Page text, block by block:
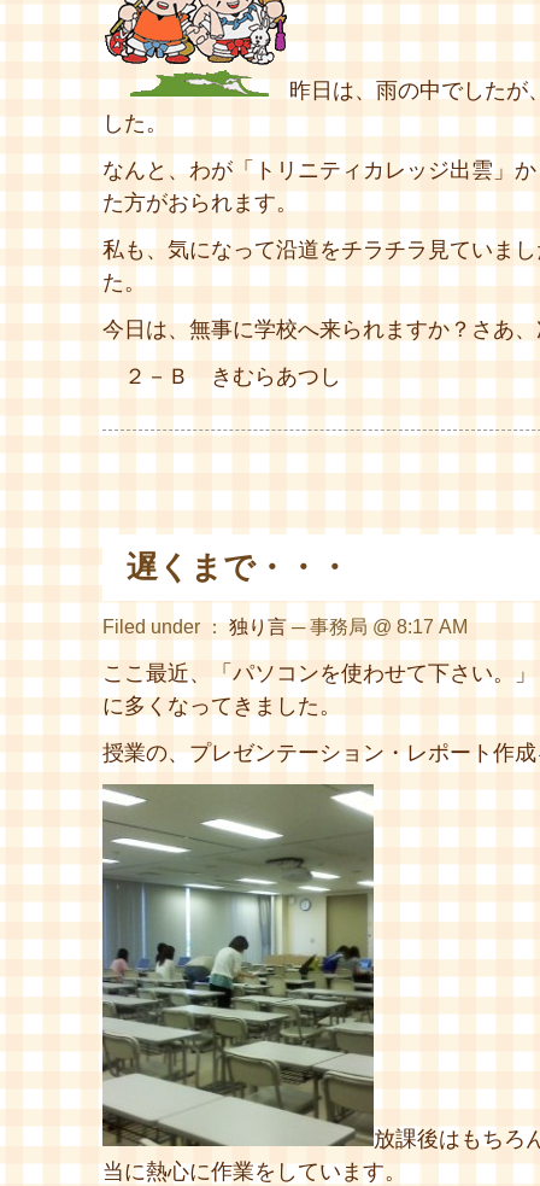
昨日は、雨の中でしたが
した。
なんと、わが「トリニティカレッジ出雲」
た方がおられます。
私も、気になって沿道をチラチラ見ていま
た。
今日は、無事に学校へ来られますか？さあ
２－Ｂ きむらあつし
遅くまで・・・
Filed under ：独り言─ 事務局 @ 8:17 AM
ここ最近、「パソコンを使わせて下さい。
に多くなってきました。
授業の、プレゼンテーション・レポート作
放課後はもちろ
当に熱心に作業をしています。